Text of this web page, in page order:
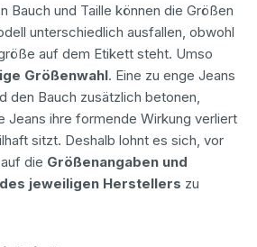
Bauch und Taille können die Größen
unterschiedlich ausfallen, obwohl
auf dem Etikett steht. Umso
Größenwahl. Eine zu enge Jeans
den Bauch zusätzlich betonen,
Jeans ihre formende Wirkung verliert
sitzt. Deshalb lohnt es sich, vor
die Größenangaben und
jeweiligen Herstellers zu